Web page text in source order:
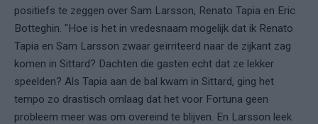
positiefs te zeggen over Sam Larsson, Renato Tapia en Eric
Botteghin. "Hoe is het in vredesnaam mogelijk dat ik Renato
Tapia en Sam Larsson zwaar geïrriteerd naar de zijkant zag
komen in Sittard? Dachten die gasten echt dat ze lekker
speelden? Als Tapia aan de bal kwam in Sittard, ging het
tempo zo drastisch omlaag dat het voor Fortuna geen
probleem meer was om overeind te blijven. En Larsson leek